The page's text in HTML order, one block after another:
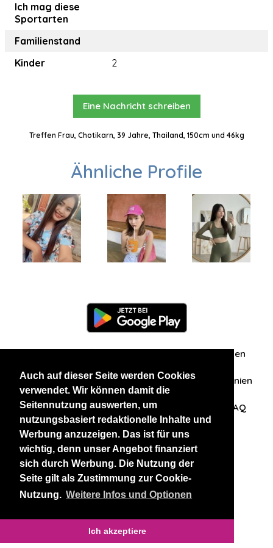
Auch auf dieser Seite werden Cookies
verwendet. Wir können damit die
Seitennutzung auswerten, um
nutzungsbasiert redaktionelle Inhalte und
Werbung anzuzeigen. Das ist für uns
wichtig, denn unser Angebot finanziert
sich durch Werbung. Die Nutzung der
Seite gilt als Zustimmung zur Cookie-
Nutzung. Weitere Infos und Optionen
Ich akzeptiere
Ich mag diese
Sportarten
Familienstand
Kinder
2
Eine Nachricht schreiben
Treffen Frau, Chotikarn, 39 Jahre, Thailand, 150cm und 46kg
Ähnliche Profile
Zuschriften/Erfahrungen
Datenschutzerklärung AGB Datenschutzrichtlinien
Nehmen Sie Kontakt mit uns auf FAQ
Unsere anderen Websites
BlackAndBeauties RussianKisses
Copyright 2026 thaidatevip